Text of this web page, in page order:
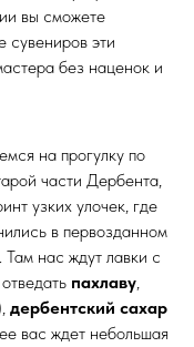
вы сможете
сувениров эти
без наценок и
на прогулку по
части Дербента,
узких улочек, где
в первозданном
нас ждут лавки с
пахлаву,
дербентский сахар
вас ждет небольшая